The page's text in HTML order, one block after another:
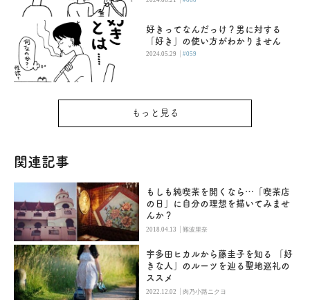
好きってなんだっけ？男に対する
「好き」の使い方がわかりません
2024.05.29 |#059
もっと見る
関連記事
もしも純喫茶を開くなら…「喫茶店
の日」に自分の理想を描いてみませ
んか？
2018.04.13 |難波里奈
宇多田ヒカルから藤圭子を知る 「好
きな人」のルーツを辿る聖地巡礼の
ススメ
2022.12.02 |肉乃小路ニクヨ